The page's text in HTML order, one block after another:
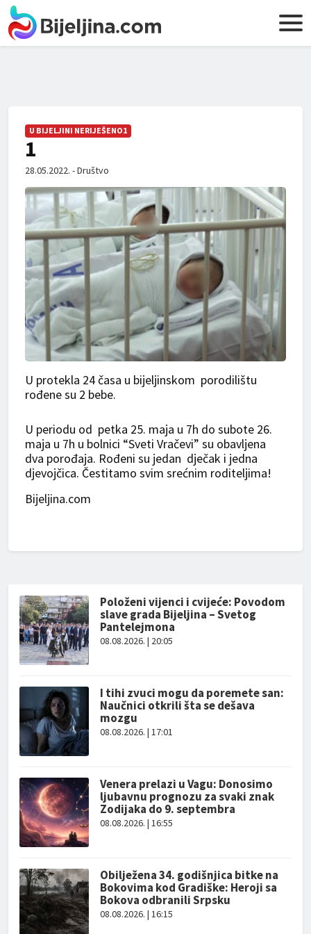
U BIJELJINI NERIJEŠENO1
1
28.05.2022. - Društvo
U protekla 24 časa u bijeljinskom porodilištu
rođene su 2 bebe.
U periodu od petka 25. maja u 7h do subote 26.
maja u 7h u bolnici “Sveti Vračevi” su obavljena
dva porođaja. Rođeni su jedan dječak i jedna
djevojčica. Čestitamo svim srećnim roditeljima!
Bijeljina.com
Položeni vijenci i cvijeće: Povodom
slave grada Bijeljina – Svetog
Pantelejmona
08.08.2026. | 20:05
I tihi zvuci mogu da poremete san:
Naučnici otkrili šta se dešava
mozgu
08.08.2026. | 17:01
Venera prelazi u Vagu: Donosimo
ljubavnu prognozu za svaki znak
Zodijaka do 9. septembra
08.08.2026. | 16:55
Obilježena 34. godišnjica bitke na
Bokovima kod Gradiške: Heroji sa
Bokova odbranili Srpsku
08.08.2026. | 16:15